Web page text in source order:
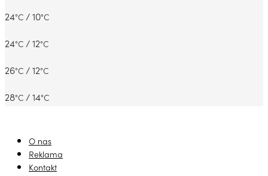
24°C / 10°C
24°C / 12°C
26°C / 12°C
28°C / 14°C
O nas
Reklama
Kontakt